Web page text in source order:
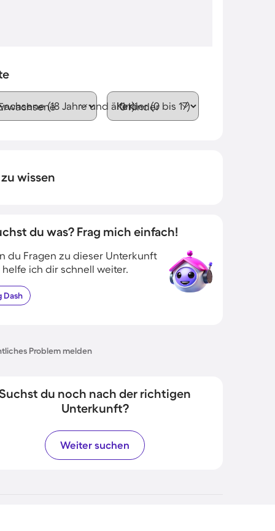
(18 Jahre und älter)Kinder (0 bis 17)
wissen
du was? Frag mich einfach!
du Fragen zu dieser Unterkunft
helfe ich dir schnell weiter.
Dash
Problem melden
du noch nach der richtigen
Unterkunft?
Weiter suchen